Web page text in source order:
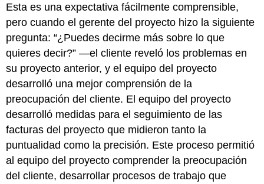
Esta es una expectativa fácilmente comprensible,
pero cuando el gerente del proyecto hizo la siguiente
pregunta: “¿Puedes decirme más sobre lo que
quieres decir?” —el cliente reveló los problemas en
su proyecto anterior, y el equipo del proyecto
desarrolló una mejor comprensión de la
preocupación del cliente. El equipo del proyecto
desarrolló medidas para el seguimiento de las
facturas del proyecto que midieron tanto la
puntualidad como la precisión. Este proceso permitió
al equipo del proyecto comprender la preocupación
del cliente, desarrollar procesos de trabajo que